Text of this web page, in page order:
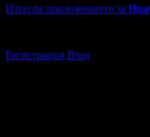
Изтегли приложението за
Регистрация Вход